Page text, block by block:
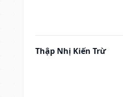
Thập Nhị Kiến Trừ